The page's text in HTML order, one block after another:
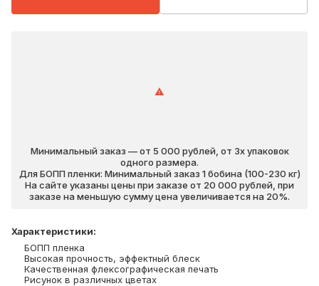
Минимальный заказ — от 5 000 рублей, от 3х упаковок
одного размера.
Для БОПП пленки: Минимальный заказ 1 бобина (100-230 кг)
На сайте указаны цены при заказе от 20 000 рублей, при
заказе на меньшую сумму цена увеличивается на 20%.
Характеристики:
БОПП пленка
Высокая прочность, эффектный блеск
Качественная флексографическая печать
Рисунок в различных цветах